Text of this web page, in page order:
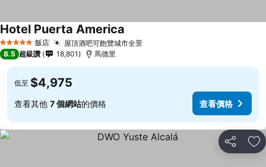
5 星級 飯店 屋頂酒吧可飽覽城市全景
Hotel Puerta America
8.5 超級讚 18,801 馬德里
低至 $4,975
查看其他 7 個網站的價格 查看價格
分享 加